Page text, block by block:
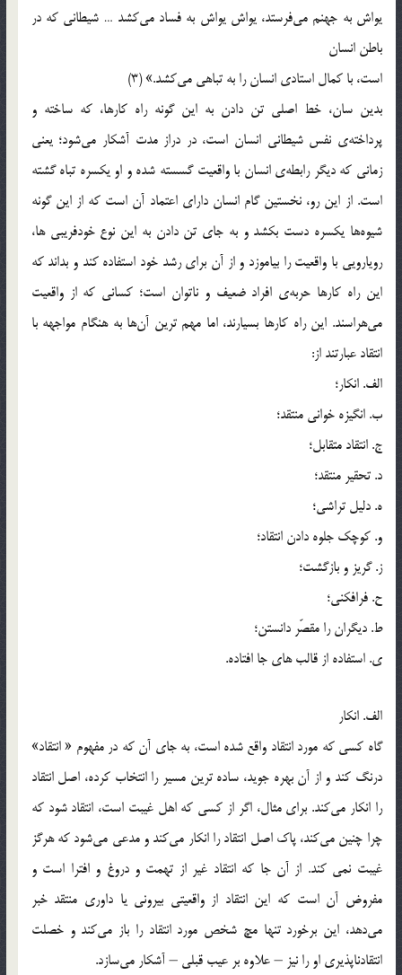
یواش به جهنم می‌فرستد، یواش یواش به فساد می‌کشد … شیطانی که در
باطن انسان
است، با کمال استادی انسان را به تباهی می‌کشد.» (3)
بدین سان، خط اصلی تن دادن به این گونه راه کارها، که ساخته و
پرداخته‌ی نفس شیطانی انسان است، در دراز مدت آشکار می‌شود؛ یعنی
زمانی که دیگر رابطه‌ی انسان با واقعیت گسسته شده و او یکسره تباه گشته
است. از این رو، نخستین گام انسان دارای اعتماد آن است که از این گونه
شیوه‌ها یکسره دست بکشد و به جای تن دادن به این نوع خودفریبی ها،
رویارویی با واقعیت را بیاموزد و از آن برای رشد خود استفاده کند و بداند که
این راه کارها حربه‌ی افراد ضعیف و ناتوان است؛ کسانی که از واقعیت
می‌هراسند. این راه کارها بسیارند، اما مهم ترین آن‌ها به هنگام مواجهه با
انتقاد عبارتند از:
الف. انکار؛
ب. انگیزه خوانی منتقد؛
ج. انتقاد متقابل؛
د. تحقیر منتقد؛
ه. دلیل تراشی؛
و. کوچک جلوه دادن انتقاد؛
ز. گریز و بازگشت؛
ح. فرافکنی؛
ط. دیگران را مقصّر دانستن؛
ی. استفاده از قالب های جا افتاده.
الف. انکار
گاه کسی که مورد انتقاد واقع شده است، به جای آن که در مفهوم « انتقاد»
درنگ کند و از آن بهره جوید، ساده ترین مسیر را انتخاب کرده، اصل انتقاد
را انکار می‌کند. برای مثال، اگر از کسی که اهل غیبت است، انتقاد شود که
چرا چنین می‌کند، پاک اصل انتقاد را انکار می‌کند و مدعی می‌شود که هرگز
غیبت نمی کند. از آن جا که انتقاد غیر از تهمت و دروغ و افترا است و
مفروض آن است که این انتقاد از واقعیتی بیرونی یا داوری منتقد خبر
می‌دهد، این برخورد تنها مچ شخص مورد انتقاد را باز می‌کند و خصلت
انتقادناپذیری او را نیز – علاوه بر عیب قبلی – آشکار می‌سازد.